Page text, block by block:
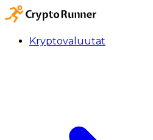
Kryptovaluutat